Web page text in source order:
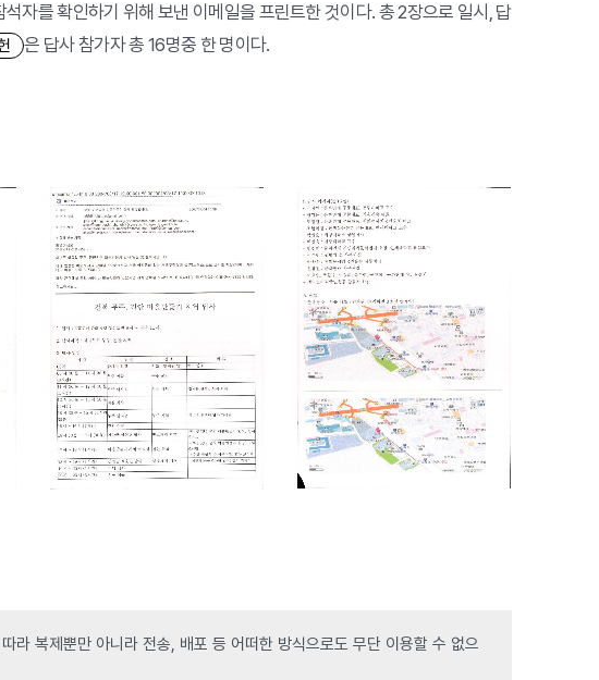
자를 확인하기 위해 보낸 이메일을 프린트한 것이다. 총 2장으로 일시, 답
은 답사 참가자 총 16명중 한 명이다.
라 복제뿐만 아니라 전송, 배포 등 어떠한 방식으로도 무단 이용할 수 없으